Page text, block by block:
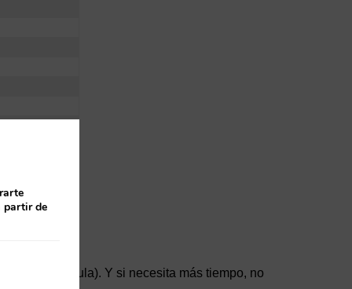
de matrícula). Y si necesita más tiempo, no
partir de